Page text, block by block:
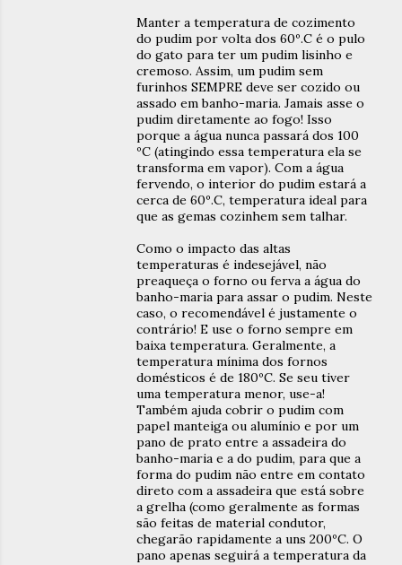
Manter a temperatura de cozimento
do pudim por volta dos 60º.C é o pulo
do gato para ter um pudim lisinho e
cremoso. Assim, um pudim sem
furinhos SEMPRE deve ser cozido ou
assado em banho-maria. Jamais asse o
pudim diretamente ao fogo! Isso
porque a água nunca passará dos 100
ºC (atingindo essa temperatura ela se
transforma em vapor). Com a água
fervendo, o interior do pudim estará a
cerca de 60º.C, temperatura ideal para
que as gemas cozinhem sem talhar.
Como o impacto das altas
temperaturas é indesejável, não
preaqueça o forno ou ferva a água do
banho-maria para assar o pudim. Neste
caso, o recomendável é justamente o
contrário! E use o forno sempre em
baixa temperatura. Geralmente, a
temperatura mínima dos fornos
domésticos é de 180ºC. Se seu tiver
uma temperatura menor, use-a!
Também ajuda cobrir o pudim com
papel manteiga ou alumínio e por um
pano de prato entre a assadeira do
banho-maria e a do pudim, para que a
forma do pudim não entre em contato
direto com a assadeira que está sobre
a grelha (como geralmente as formas
são feitas de material condutor,
chegarão rapidamente a uns 200ºC. O
pano apenas seguirá a temperatura da